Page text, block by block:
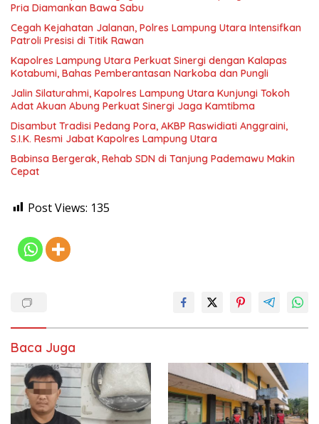
Pria Diamankan Bawa Sabu
Cegah Kejahatan Jalanan, Polres Lampung Utara Intensifkan
Patroli Presisi di Titik Rawan
Kapolres Lampung Utara Perkuat Sinergi dengan Kalapas
Kotabumi, Bahas Pemberantasan Narkoba dan Pungli
Jalin Silaturahmi, Kapolres Lampung Utara Kunjungi Tokoh
Adat Akuan Abung Perkuat Sinergi Jaga Kamtibma
Disambut Tradisi Pedang Pora, AKBP Raswidiati Anggraini,
S.I.K. Resmi Jabat Kapolres Lampung Utara
Babinsa Bergerak, Rehab SDN di Tanjung Pademawu Makin
Cepat
Post Views: 135
Baca Juga